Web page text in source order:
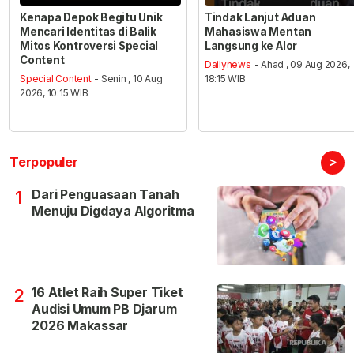
Kenapa Depok Begitu Unik
Mencari Identitas di Balik
Mitos Kontroversi Special
Content
Special Content - Senin , 10 Aug
2026, 10:15 WIB
Tindak Lanjut Aduan
Mahasiswa Mentan
Langsung ke Alor
Dailynews - Ahad , 09 Aug 2026,
18:15 WIB
Terpopuler >
1
Dari Penguasaan Tanah
Menuju Digdaya Algoritma
2 16 Atlet Raih Super Tiket
Audisi Umum PB Djarum
2026 Makassar